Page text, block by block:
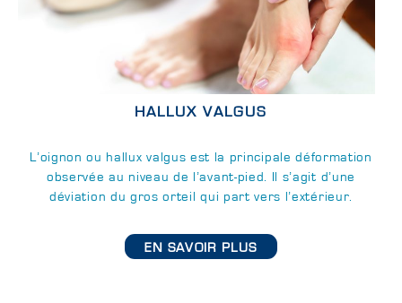
HALLUX VALGUS
L’oignon ou hallux valgus est la principale déformation
observée au niveau de l’avant-pied. Il s’agit d’une
déviation du gros orteil qui part vers l’extérieur.
EN SAVOIR PLUS